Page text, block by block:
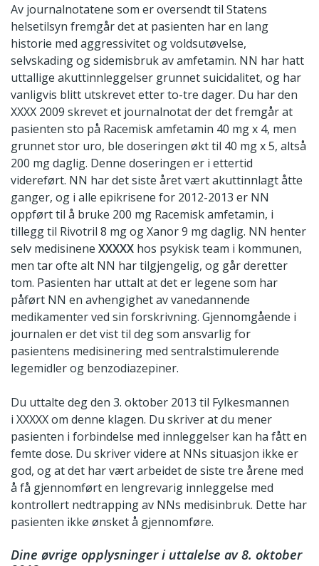
Av journalnotatene som er oversendt til Statens
helsetilsyn fremgår det at pasienten har en lang
historie med aggressivitet og voldsutøvelse,
selvskading og sidemisbruk av amfetamin. NN har hatt
uttallige akuttinnleggelser grunnet suicidalitet, og har
vanligvis blitt utskrevet etter to-tre dager. Du har den
XXXX 2009 skrevet et journalnotat der det fremgår at
pasienten sto på Racemisk amfetamin 40 mg x 4, men
grunnet stor uro, ble doseringen økt til 40 mg x 5, altså
200 mg daglig. Denne doseringen er i ettertid
videreført. NN har det siste året vært akuttinnlagt åtte
ganger, og i alle epikrisene for 2012-2013 er NN
oppført til å bruke 200 mg Racemisk amfetamin, i
tillegg til Rivotril 8 mg og Xanor 9 mg daglig. NN henter
selv medisinene XXXXX hos psykisk team i kommunen,
men tar ofte alt NN har tilgjengelig, og går deretter
tom. Pasienten har uttalt at det er legene som har
påført NN en avhengighet av vanedannende
medikamenter ved sin forskrivning. Gjennomgående i
journalen er det vist til deg som ansvarlig for
pasientens medisinering med sentralstimulerende
legemidler og benzodiazepiner.
Du uttalte deg den 3. oktober 2013 til Fylkesmannen
i XXXXX om denne klagen. Du skriver at du mener
pasienten i forbindelse med innleggelser kan ha fått en
femte dose. Du skriver videre at NNs situasjon ikke er
god, og at det har vært arbeidet de siste tre årene med
å få gjennomført en lengrevarig innleggelse med
kontrollert nedtrapping av NNs medisinbruk. Dette har
pasienten ikke ønsket å gjennomføre.
Dine øvrige opplysninger i uttalelse av 8. oktober